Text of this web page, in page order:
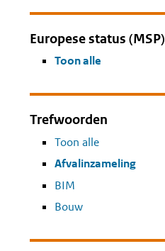
Europese status (MSP)
Toon alle
Trefwoorden
Toon alle
Afvalinzameling
BIM
Bouw